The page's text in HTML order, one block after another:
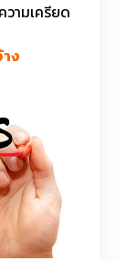
วามเครียด
ง